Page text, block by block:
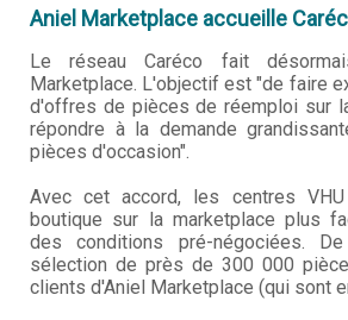
Aniel Marketplace accueille
Le réseau Caréco fait
Marketplace. L'objectif est "de faire
d'offres de pièces de réemploi sur
répondre à la demande
pièces d'occasion".
Avec cet accord, les centres
boutique sur la marketplace plus
des conditions pré-négociées.
sélection de près de 300 000
clients d'Aniel Marketplace (qui sont